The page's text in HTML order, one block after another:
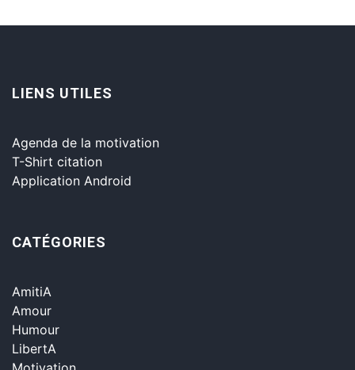
LIENS UTILES
Agenda de la motivation
T-Shirt citation
Application Android
CATÉGORIES
AmitiA
Amour
Humour
LibertA